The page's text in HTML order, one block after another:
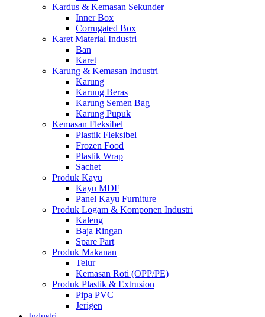
Kardus & Kemasan Sekunder
Inner Box
Corrugated Box
Karet Material Industri
Ban
Karet
Karung & Kemasan Industri
Karung
Karung Beras
Karung Semen Bag
Karung Pupuk
Kemasan Fleksibel
Plastik Fleksibel
Frozen Food
Plastik Wrap
Sachet
Produk Kayu
Kayu MDF
Panel Kayu Furniture
Produk Logam & Komponen Industri
Kaleng
Baja Ringan
Spare Part
Produk Makanan
Telur
Kemasan Roti (OPP/PE)
Produk Plastik & Extrusion
Pipa PVC
Jerigen